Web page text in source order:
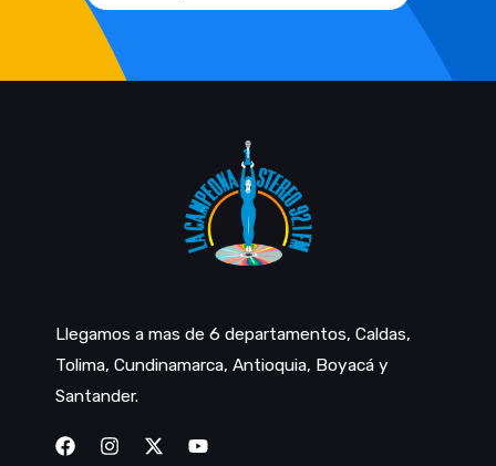
Llegamos a mas de 6 departamentos, Caldas,
Tolima, Cundinamarca, Antioquia, Boyacá y
Santander.